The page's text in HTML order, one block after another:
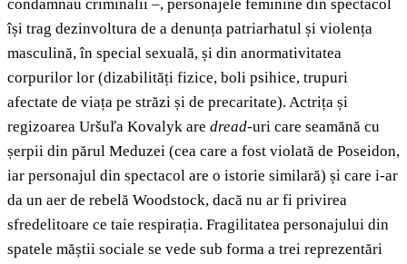
condamnau criminalii –, personajele feminine din spectacol
își trag dezinvoltura de a denunța patriarhatul și violența
masculină, în special sexuală, și din anormativitatea
corpurilor lor (dizabilități fizice, boli psihice, trupuri
afectate de viața pe străzi și de precaritate). Actrița și
regizoarea Uršuľa Kovalyk are dread-uri care seamănă cu
șerpii din părul Meduzei (cea care a fost violată de Poseidon,
iar personajul din spectacol are o istorie similară) și care i-ar
da un aer de rebelă Woodstock, dacă nu ar fi privirea
sfredelitoare ce taie respirația. Fragilitatea personajului din
spatele măștii sociale se vede sub forma a trei reprezentări